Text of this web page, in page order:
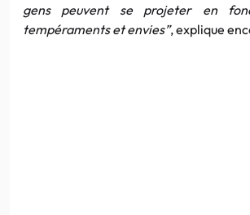
gens peuvent se projeter en
tempéraments et envies”, explique